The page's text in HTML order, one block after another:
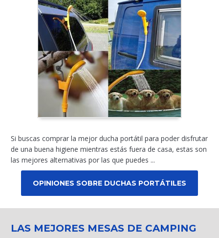
Si buscas comprar la mejor ducha portátil para poder disfrutar
de una buena higiene mientras estás fuera de casa, estas son
las mejores alternativas por las que puedes ...
OPINIONES SOBRE DUCHAS PORTÁTILES
LAS MEJORES MESAS DE CAMPING